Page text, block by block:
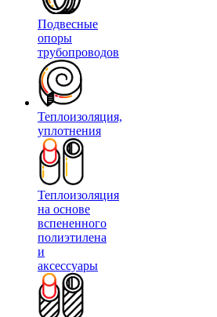
Подвесные
опоры
трубопроводов
Теплоизоляция,
уплотнения
Теплоизоляция
на основе
вспененного
полиэтилена
и
аксессуары